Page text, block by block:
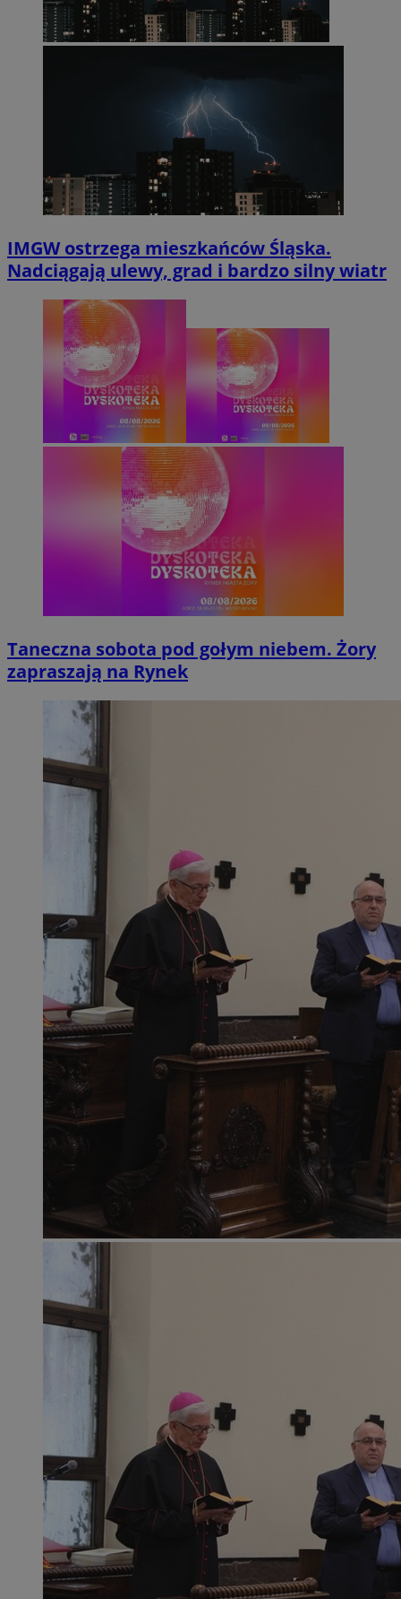
IMGW ostrzega mieszkańców Śląska.
Nadciągają ulewy, grad i bardzo silny wiatr
Taneczna sobota pod gołym niebem. Żory
zapraszają na Rynek